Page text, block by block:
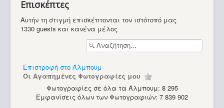
Υπολογιστές
Επισκέπτες
Αυτήν τη στιγμή επισκέπτονται τον ιστότοπό μας
1330 guests και κανένα μέλος
Επιστροφή στο Άλμπουμ
Οι Αγαπημένες Φωτογραφίες μου
Φωτογραφίες σε όλα τα Άλμπουμ: 8 295
Εμφανίσεις όλων των Φωτογραφιών: 7 839 902